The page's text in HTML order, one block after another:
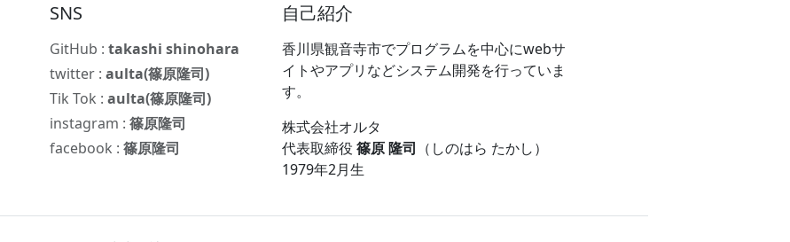
SNS
GitHub :takashi shinohara
twitter :aulta(篠原隆司)
Tik Tok :aulta(篠原隆司)
instagram :篠原隆司
facebook :篠原隆司
自己紹介
香川県観音寺市でプログラムを中心にwebサ
イトやアプリなどシステム開発を行っていま
す。
株式会社オルタ
代表取締役篠原 隆司 （しのはら たかし）
1979年2月生